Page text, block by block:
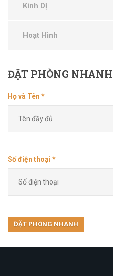
Kinh Dị
Hoạt Hình
ĐẶTPHÒNG NHANH
Họ và Tên *
Số điện thoại *